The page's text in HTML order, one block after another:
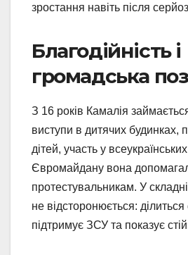
зростання навіть після
Благодійність і
громадська
З 16 років Камалія
виступи в дитячих будинках,
дітей, участь у
Євромайдану вона
протестувальникам. У
не відсторонюється:
підтримує ЗСУ та показує